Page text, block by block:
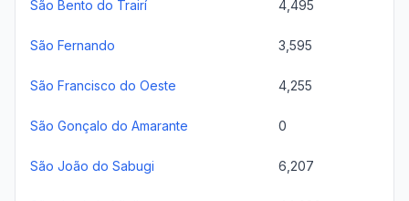
São Bento do Trairí 4,495
São Fernando 3,595
São Francisco do Oeste 4,255
São Gonçalo do Amarante 0
São João do Sabugi 6,207